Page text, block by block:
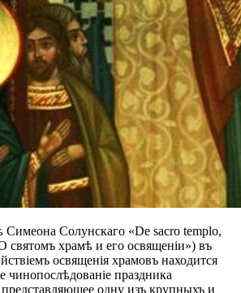
Симеона Солунскаго «De sacro templo,
святомъ храмѣ и его освященіи») въ
освященія храмовъ находится
чинопослѣдованіе праздника
одну изъ крупныхъ и